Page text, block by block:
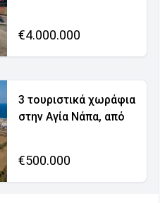
€4.000.000
3 τουριστικά χωράφια
στην Αγία Νάπα, από
€500.000